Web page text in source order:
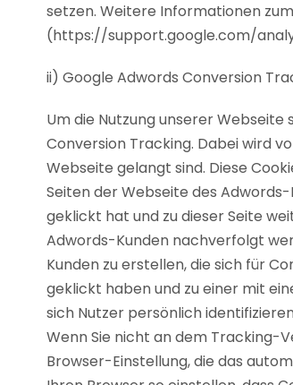
setzen. Weitere Informationen
(https://support.google.com/
ii) Google Adwords Conversion
Um die Nutzung unserer
Conversion Tracking. Dabei wird
Webseite gelangt sind. Diese
Seiten der Webseite des
geklickt hat und zu dieser Seite
Adwords-Kunden nachverfolgt
Kunden zu erstellen, die sich für
geklickt haben und zu einer mit
sich Nutzer persönlich
Wenn Sie nicht an dem Tracking-
Browser-Einstellung, die das